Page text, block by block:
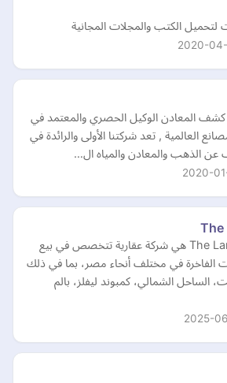
لتحميل الكتب والمجلات المجانية
2020-
كشف المعادن الوكيل الحصري والمعتمد في
العالمية , تعد شركتنا الأولى والرائدة في
عن الذهب والمعادن والمياه ال…
2020-
The
شركة The Lane Real Estate هي شركة عقارية تتخصص في بيع
الفاخرة في مختلف أنحاء مصر، بما في ذلك
الساحل الشمالي، كمبوند ليفلز، بالم
2025-